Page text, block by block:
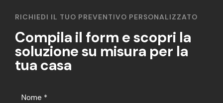
RICHIEDI IL TUO PREVENTIVO PERSONALIZZATO
Compila il form e scopri la
soluzione su misura per la
tua casa
Nome *